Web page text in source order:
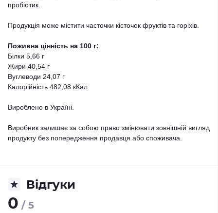
пробіотик.
Продукція може містити часточки кісточок фруктів та горіхів.
Поживна цінність на 100 г:
Білки 5,66 г
Жири 40,54 г
Вуглеводи 24,07 г
Калорійність 482,08 кКал
Вироблено в Україні.
Виробник залишає за собою право змінювати зовнішній вигляд
продукту без попередження продавця або споживача.
Відгуки
0 / 5